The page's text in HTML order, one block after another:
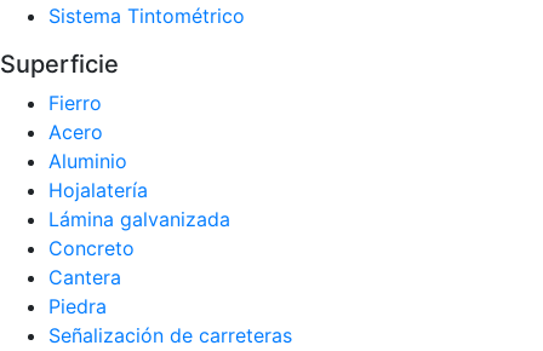
Sistema Tintométrico
Superficie
Fierro
Acero
Aluminio
Hojalatería
Lámina galvanizada
Concreto
Cantera
Piedra
Señalización de carreteras